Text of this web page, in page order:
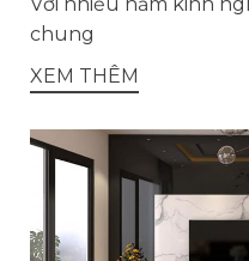
chung
XEM THÊM